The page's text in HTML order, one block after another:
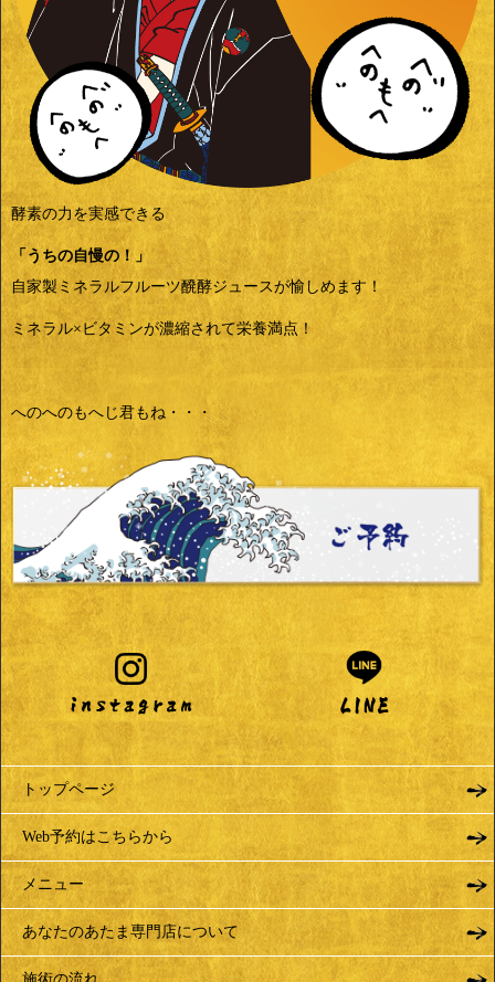
酵素の力を実感できる
「うちの自慢の！」
自家製ミネラルフルーツ醗酵ジュースが愉しめます！
ミネラル×ビタミンが濃縮されて栄養満点！
へのへのもへじ君もね・・・
トップページ
Web予約はこちらから
メニュー
あなたのあたま専門店について